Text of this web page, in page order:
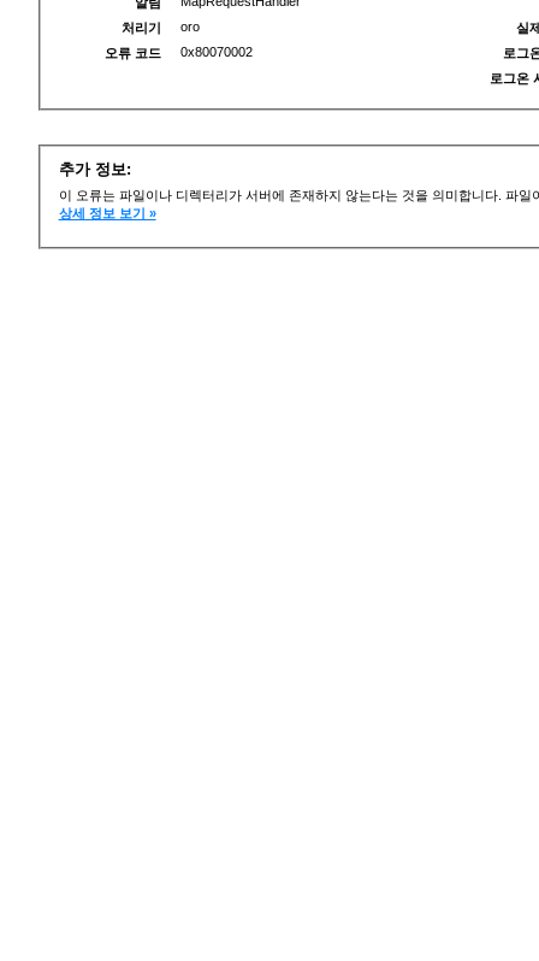
처리기
oro
오류 코드
0x80070002
실
로그
로그온
추가 정보:
이 오류는 파일이나 디렉터리가 서버에 존재하지 않는다는 것을 의미합니다. 파
상세 정보 보기 »